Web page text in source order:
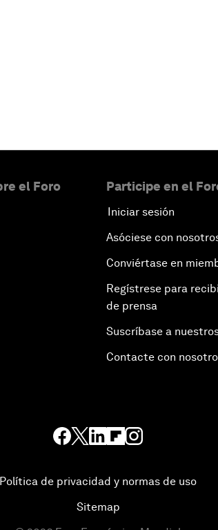
el Foro Participe en el
Iniciar sesión
Asóciese con
Conviértase en
Regístrese para
de prensa
Suscríbase a
Contacte con
Política de privacidad y normas de uso
Sitemap